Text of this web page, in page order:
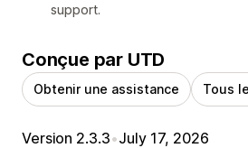
support.
Conçue par UTD
Obtenir une assistance Tous
Version 2.3.3•July 17, 2026